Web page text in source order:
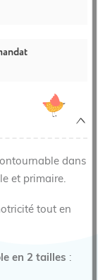
dans
et primaire.
tout en
en 2 tailles :